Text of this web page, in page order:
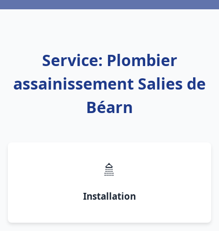
Service: Plombier
assainissement Salies de
Béarn
🚿
Installation